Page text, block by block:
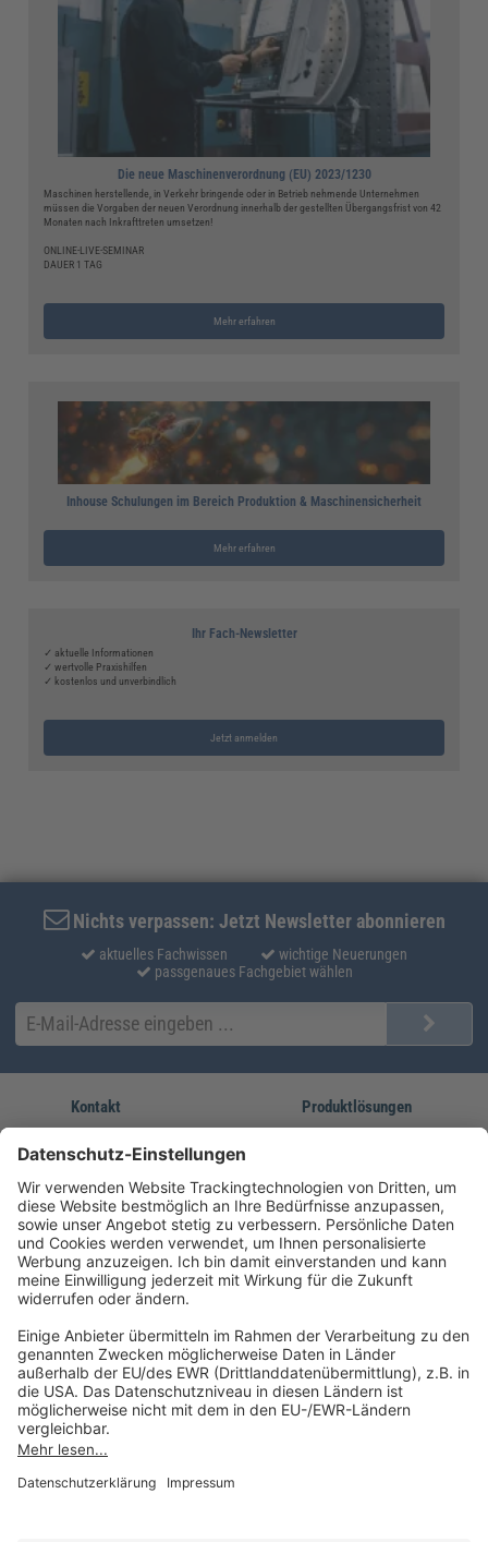
Die neue Maschinenverordnung (EU) 2023/1230
Maschinen herstellende, in Verkehr bringende oder in Betrieb nehmende Unternehmen
müssen die Vorgaben der neuen Verordnung innerhalb der gestellten Übergangsfrist von 42
Monaten nach Inkrafttreten umsetzen!
ONLINE-LIVE-SEMINAR
DAUER 1 TAG
Mehr erfahren
Inhouse Schulungen im Bereich Produktion & Maschinensicherheit
Mehr erfahren
Ihr Fach-Newsletter
✓ aktuelle Informationen
✓ wertvolle Praxishilfen
✓ kostenlos und unverbindlich
Jetzt anmelden
Nichts verpassen: Jetzt Newsletter abonnieren
aktuelles Fachwissen
wichtige Neuerungen
passgenaues Fachgebiet wählen
Kontakt
service@forum-verlag.com
Mo-Do 07:30 - 17:00 Uhr
Fr 07:30 - 15:00 Uhr
Produktlösungen
Unsere Marken
Folgen Sie uns
Impressum
Datenschutz